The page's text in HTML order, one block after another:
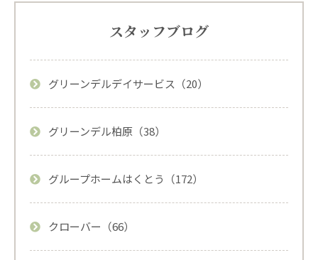
スタッフブログ
グリーンデルデイサービス（20）
グリーンデル柏原（38）
グループホームはくとう（172）
クローバー（66）